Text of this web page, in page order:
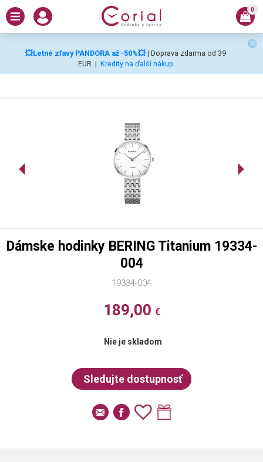
💥Letné zľavy PANDORA až -50%💥 | Doprava zdarma od 39
EUR | Kredity na ďalší nákup
0
19334-004
Dámske hodinky BERING Titanium 19334-
004
189,00 €
Nie je skladom